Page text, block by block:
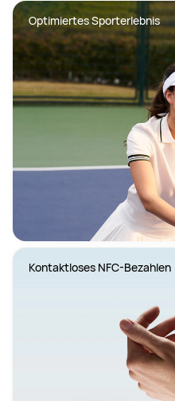
Optimiertes Sporterlebnis
Kontaktloses NFC-Bezahlen